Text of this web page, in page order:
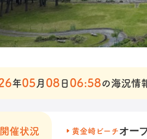
年05 月 08 日 06:58の海況情
開催状況 黄金崎ビーチオー